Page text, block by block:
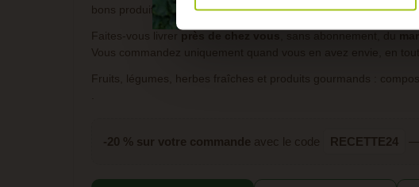
bons produits sélectionnés avec soin pour cuisiner simplement,
Faites-vous livrer
Vous commandez uniquement quand vous en avez envie, en
Fruits, légumes, herbes fraîches et produits gourmands :
-20 % sur votre commande avec le code RECETTE24 —